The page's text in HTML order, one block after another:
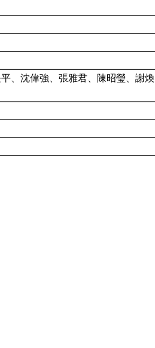
、沈偉強、張雅君、陳昭瑩、謝煥